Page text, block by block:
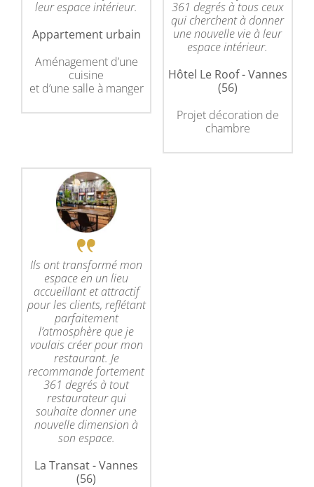
leur espace intérieur.
Appartement urbain
Aménagement d’une
cuisine
et d’une salle à manger
361 degrés à tous ceux
qui cherchent à donner
une nouvelle vie à leur
espace intérieur.
Hôtel Le Roof - Vannes
(56)
Projet décoration de
chambre
Ils ont transformé mon
espace en un lieu
accueillant et attractif
pour les clients, reflétant
parfaitement
l’atmosphère que je
voulais créer pour mon
restaurant. Je
recommande fortement
361 degrés à tout
restaurateur qui
souhaite donner une
nouvelle dimension à
son espace.
La Transat - Vannes
(56)